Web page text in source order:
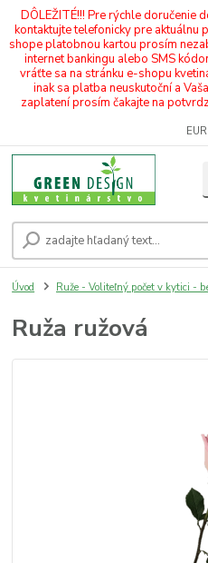
DÔLEŽITÉ!!! Pre rýchle doručenie
kontaktujte telefonicky pre aktuálnu
shope platobnou kartou prosím
internet bankingu alebo SMS
vráťte sa na stránku e-shopu
inak sa platba neuskutoční a
zaplatení prosím čakajte na
EUR
Úvod Ruže - Voliteľný počet v kytici -
Ruža ružová